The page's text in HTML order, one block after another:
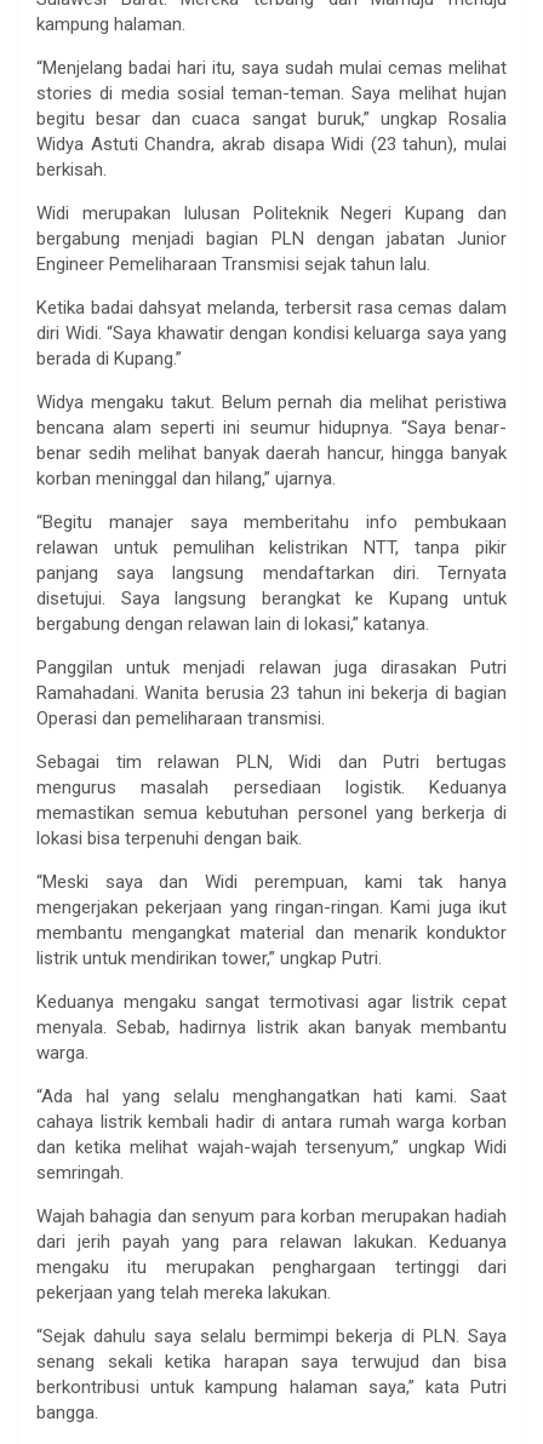
kampung halaman.
“Menjelang badai hari itu, saya sudah mulai cemas melihat
stories di media sosial teman-teman. Saya melihat hujan
begitu besar dan cuaca sangat buruk,” ungkap Rosalia
Widya Astuti Chandra, akrab disapa Widi (23 tahun), mulai
berkisah.
Widi merupakan lulusan Politeknik Negeri Kupang dan
bergabung menjadi bagian PLN dengan jabatan Junior
Engineer Pemeliharaan Transmisi sejak tahun lalu.
Ketika badai dahsyat melanda, terbersit rasa cemas dalam
diri Widi. “Saya khawatir dengan kondisi keluarga saya yang
berada di Kupang.”
Widya mengaku takut. Belum pernah dia melihat peristiwa
bencana alam seperti ini seumur hidupnya. “Saya benar-
benar sedih melihat banyak daerah hancur, hingga banyak
korban meninggal dan hilang,” ujarnya.
“Begitu manajer saya memberitahu info pembukaan
relawan untuk pemulihan kelistrikan NTT, tanpa pikir
panjang saya langsung mendaftarkan diri. Ternyata
disetujui. Saya langsung berangkat ke Kupang untuk
bergabung dengan relawan lain di lokasi,” katanya.
Panggilan untuk menjadi relawan juga dirasakan Putri
Ramahadani. Wanita berusia 23 tahun ini bekerja di bagian
Operasi dan pemeliharaan transmisi.
Sebagai tim relawan PLN, Widi dan Putri bertugas
mengurus masalah persediaan logistik. Keduanya
memastikan semua kebutuhan personel yang berkerja di
lokasi bisa terpenuhi dengan baik.
“Meski saya dan Widi perempuan, kami tak hanya
mengerjakan pekerjaan yang ringan-ringan. Kami juga ikut
membantu mengangkat material dan menarik konduktor
listrik untuk mendirikan tower,” ungkap Putri.
Keduanya mengaku sangat termotivasi agar listrik cepat
menyala. Sebab, hadirnya listrik akan banyak membantu
warga.
“Ada hal yang selalu menghangatkan hati kami. Saat
cahaya listrik kembali hadir di antara rumah warga korban
dan ketika melihat wajah-wajah tersenyum,” ungkap Widi
semringah.
Wajah bahagia dan senyum para korban merupakan hadiah
dari jerih payah yang para relawan lakukan. Keduanya
mengaku itu merupakan penghargaan tertinggi dari
pekerjaan yang telah mereka lakukan.
“Sejak dahulu saya selalu bermimpi bekerja di PLN. Saya
senang sekali ketika harapan saya terwujud dan bisa
berkontribusi untuk kampung halaman saya,” kata Putri
bangga.